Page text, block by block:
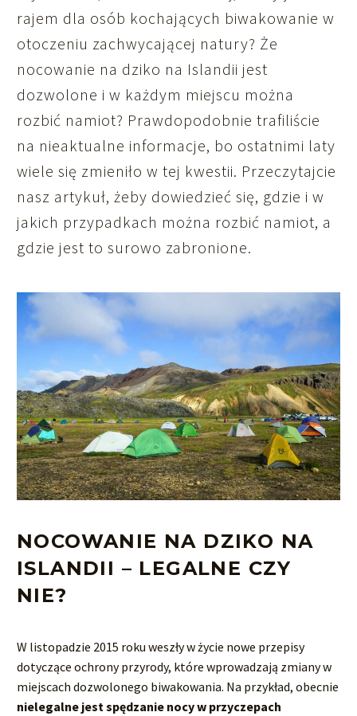
rajem dla osób kochających biwakowanie w
otoczeniu zachwycającej natury? Że
nocowanie na dziko na Islandii jest
dozwolone i w każdym miejscu można
rozbić namiot? Prawdopodobnie trafiliście
na nieaktualne informacje, bo ostatnimi laty
wiele się zmieniło w tej kwestii. Przeczytajcie
nasz artykuł, żeby dowiedzieć się, gdzie i w
jakich przypadkach można rozbić namiot, a
gdzie jest to surowo zabronione.
NOCOWANIE NA DZIKO NA
ISLANDII – LEGALNE CZY
NIE?
W listopadzie 2015 roku weszły w życie nowe przepisy
dotyczące ochrony przyrody, które wprowadzają zmiany w
miejscach dozwolonego biwakowania. Na przykład, obecnie
nielegalne jest spędzanie nocy w przyczepach